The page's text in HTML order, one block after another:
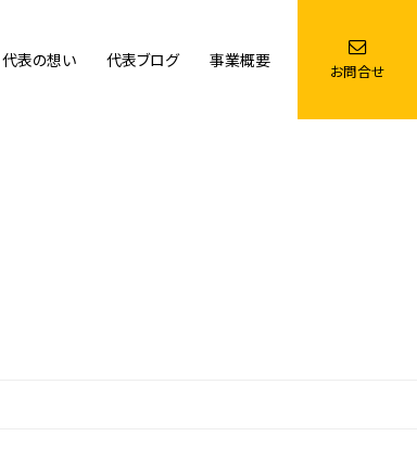
代表の想い 代表ブログ 事業概要
お問合せ